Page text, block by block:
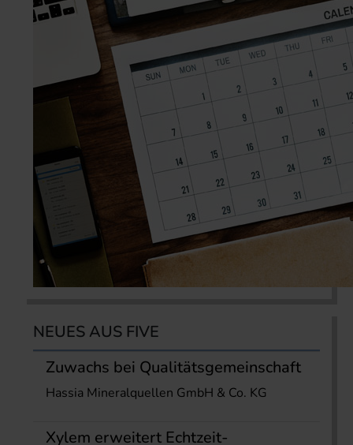
NEUES AUS FIVE
Zuwachs bei Qualitätsgemeinschaft
Hassia Mineralquellen GmbH & Co. KG
Xylem erweitert Echtzeit-